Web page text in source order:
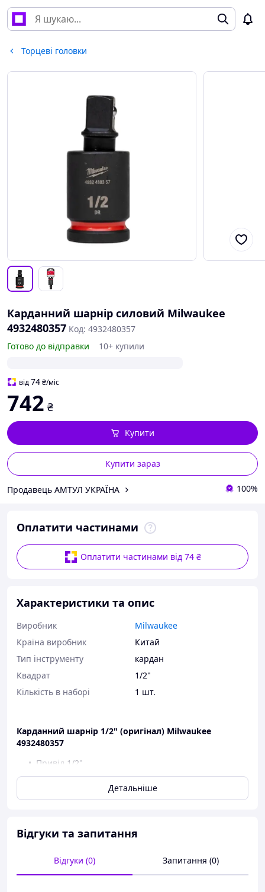
Торцеві головки
Карданний шарнір силовий Milwaukee
4932480357 Код: 4932480357
Готово до відправки
10+ купили
від74₴/міс
742 ₴
Купити зараз
Купити
Продавець АМТУЛ УКРАЇНА 100%
Оплатити частинами
Оплатити частинами від 74 ₴
Характеристики та опис
Виробник
Milwaukee
Країна виробник
Китай
Тип інструменту
кардан
Квадрат
1/2"
Кількість в наборі
1 шт.
Карданний шарнір 1/2" (оригінал) Milwaukee
4932480357
Привід 1/2",
силовий, з фіксуючою кулькою,
для застосування з ударними пневмо або
акумуляторними гайковертами,
максимальну міцність та довговічність,
місцях,
Вироблено компанією Milwaukee (США) в
Детальніше
Відгуки та запитання
Відгуки (0) Запитання (0)